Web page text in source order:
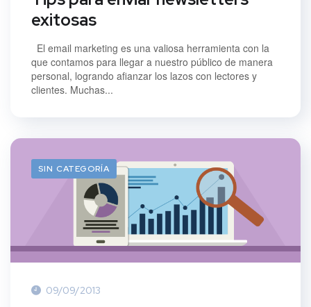
exitosas
El email marketing es una valiosa herramienta con la
que contamos para llegar a nuestro público de manera
personal, logrando afianzar los lazos con lectores y
clientes. Muchas...
SIN CATEGORÍA
09/09/2013